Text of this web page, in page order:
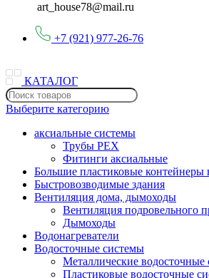
art_house78@mail.ru
+7 (921) 977-26-76
КАТАЛОГ
Выберите категорию
аксиальные системы
Трубы PEX
Фитинги аксиальные
Большие пластиковые контейнеры
Быстровозводимые здания
Вентиляция дома, дымоходы
Вентиляция подровельного
Дымоходы
Водонагреватели
Водосточные системы
Металлические водосточные
Пластиковые водосточные